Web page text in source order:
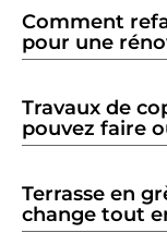
Comment
pour une
Travaux de
pouvez faire
Terrasse en
change tout